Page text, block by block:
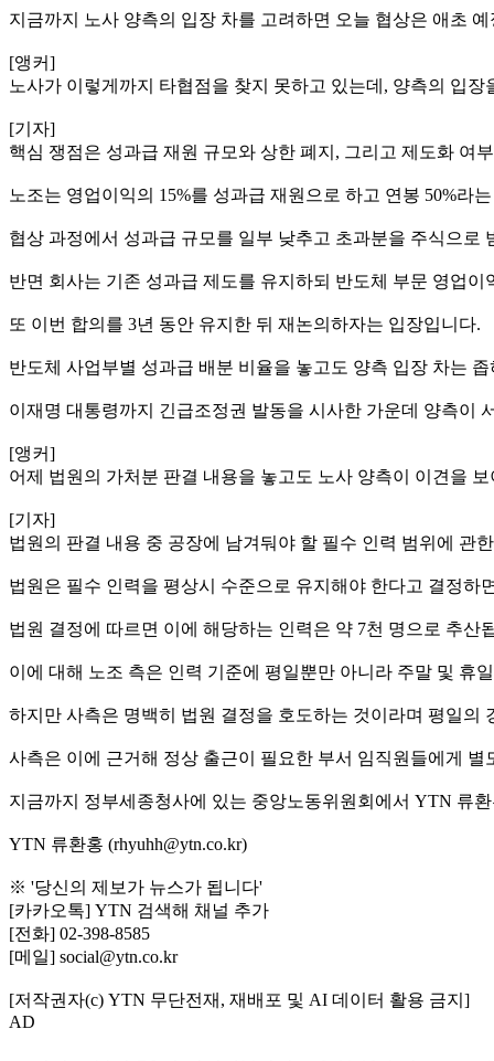
지금까지 노사 양측의 입장 차를 고려하면 오늘 협상은 애초
[앵커]
노사가 이렇게까지 타협점을 찾지 못하고 있는데, 양측의 입장
[기자]
핵심 쟁점은 성과급 재원 규모와 상한 폐지, 그리고 제도화 여
노조는 영업이익의 15%를 성과급 재원으로 하고 연봉 50%라
협상 과정에서 성과급 규모를 일부 낮추고 초과분을 주식으
반면 회사는 기존 성과급 제도를 유지하되 반도체 부문 영업
또 이번 합의를 3년 동안 유지한 뒤 재논의하자는 입장입니다.
반도체 사업부별 성과급 배분 비율을 놓고도 양측 입장 차는
이재명 대통령까지 긴급조정권 발동을 시사한 가운데 양측이
[앵커]
어제 법원의 가처분 판결 내용을 놓고도 노사 양측이 이견을
[기자]
법원의 판결 내용 중 공장에 남겨둬야 할 필수 인력 범위에 관
법원은 필수 인력을 평상시 수준으로 유지해야 한다고 결정
법원 결정에 따르면 이에 해당하는 인력은 약 7천 명으로 추산
이에 대해 노조 측은 인력 기준에 평일뿐만 아니라 주말 및 휴
하지만 사측은 명백히 법원 결정을 호도하는 것이라며 평일
사측은 이에 근거해 정상 출근이 필요한 부서 임직원들에게
지금까지 정부세종청사에 있는 중앙노동위원회에서 YTN 류
YTN 류환홍 (rhyuhh@ytn.co.kr)
※ '당신의 제보가 뉴스가 됩니다'
[카카오톡] YTN 검색해 채널 추가
[전화] 02-398-8585
[메일] social@ytn.co.kr
[저작권자(c) YTN 무단전재, 재배포 및 AI 데이터 활용 금지]
AD